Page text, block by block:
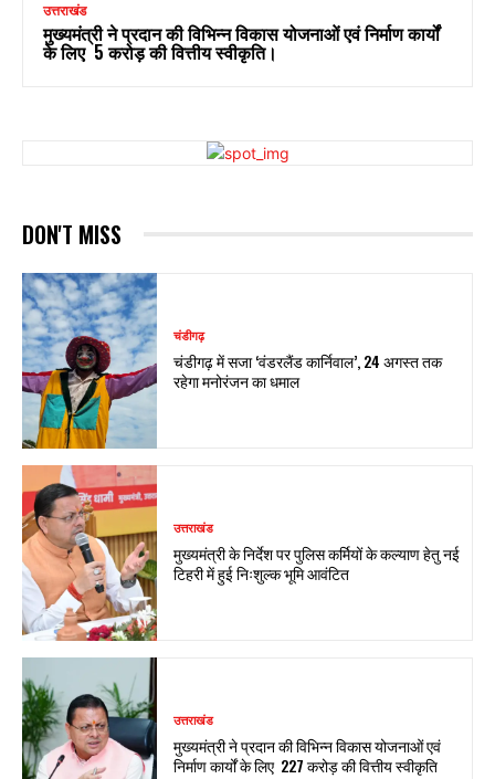
उत्तराखंड
मुख्यमंत्री ने प्रदान की विभिन्न विकास योजनाओं एवं निर्माण कार्यों
के लिए ₹ 5 करोड़ की वित्तीय स्वीकृति।
DON'T MISS
चंडीगढ़
चंडीगढ़ में सजा ‘वंडरलैंड कार्निवाल’, 24 अगस्त तक
रहेगा मनोरंजन का धमाल
उत्तराखंड
मुख्यमंत्री के निर्देश पर पुलिस कर्मियों के कल्याण हेतु नई
टिहरी में हुई निःशुल्क भूमि आवंटित
उत्तराखंड
मुख्यमंत्री ने प्रदान की विभिन्न विकास योजनाओं एवं
निर्माण कार्यों के लिए ₹ 227 करोड़ की वित्तीय स्वीकृति